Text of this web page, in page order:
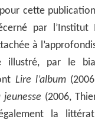
cette
par l’Institut
à
par le
Lire l’album
(2006,
la